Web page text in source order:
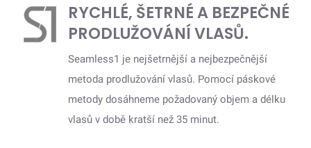
RYCHLÉ, ŠETRNÉ A BEZPEČNÉ
PRODLUŽOVÁNÍ VLASŮ.
Seamless1 je nejšetrnější a nejbezpečnější
metoda prodlužování vlasů. Pomocí páskové
metody dosáhneme požadovaný objem a délku
vlasů v době kratší než 35 minut.